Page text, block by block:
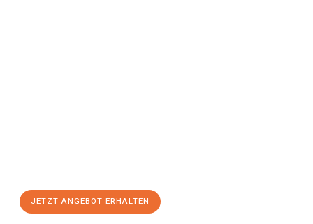
JETZT ANGEBOT ERHALTEN